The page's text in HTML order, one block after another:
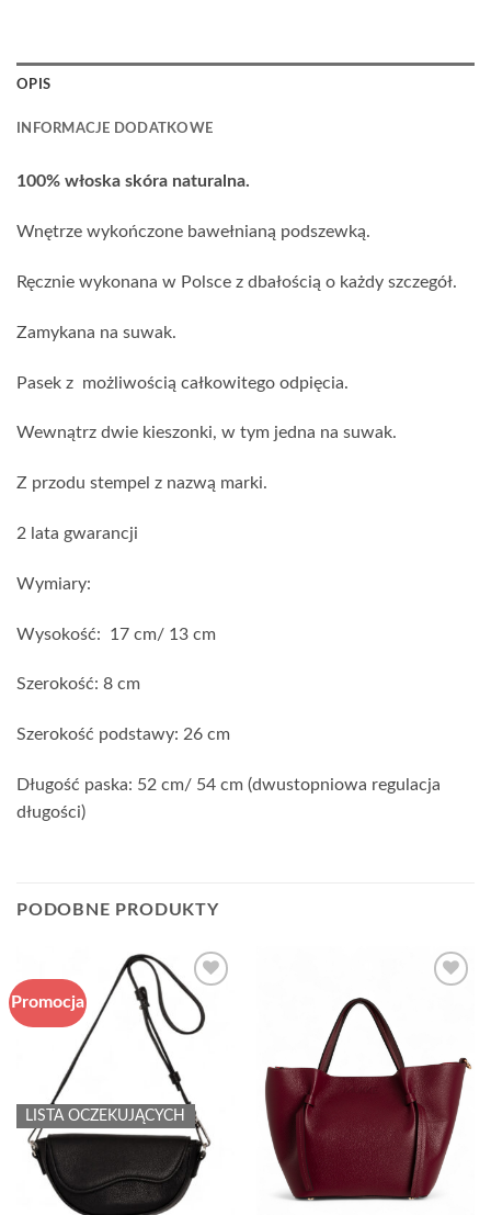
OPIS
INFORMACJE DODATKOWE
100% włoska skóra naturalna.
Wnętrze wykończone bawełnianą podszewką.
Ręcznie wykonana w Polsce z dbałością o każdy szczegół.
Zamykana na suwak.
Pasek z możliwością całkowitego odpięcia.
Wewnątrz dwie kieszonki, w tym jedna na suwak.
Z przodu stempel z nazwą marki.
2 lata gwarancji
Wymiary:
Wysokość: 17 cm/ 13 cm
Szerokość: 8 cm
Szerokość podstawy: 26 cm
Długość paska: 52 cm/ 54 cm (dwustopniowa regulacja
długości)
PODOBNE PRODUKTY
Promocja
LISTA OCZEKUJĄCYCH
Add to
wishlist